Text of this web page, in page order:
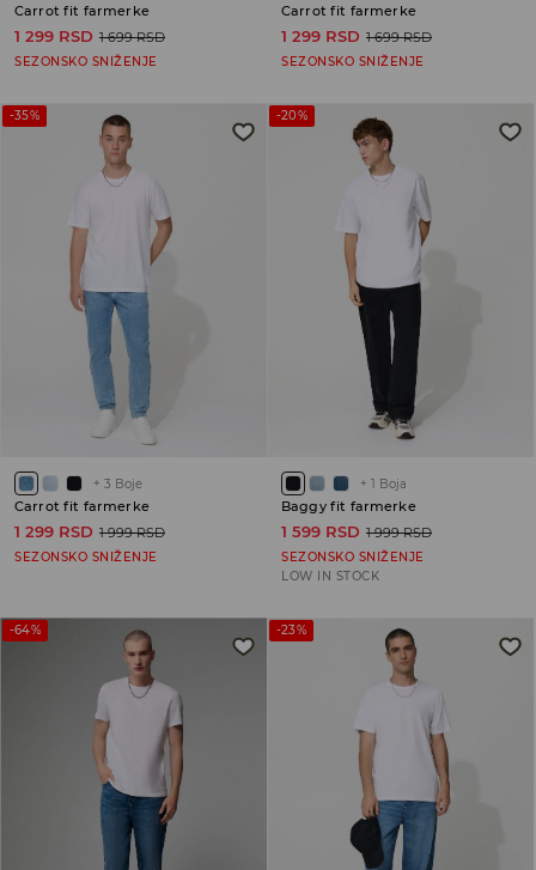
Carrot fit farmerke
1 299 RSD 1 699 RSD
SEZONSKO SNIŽENJE
Carrot fit farmerke
1 299 RSD 1 699 RSD
SEZONSKO SNIŽENJE
-35%
+ 3 Boje
Carrot fit farmerke
1 299 RSD 1 999 RSD
SEZONSKO SNIŽENJE
-20%
+ 1 Boja
Baggy fit farmerke
1 599 RSD 1 999 RSD
SEZONSKO SNIŽENJE
LOW IN STOCK
-64% -23%